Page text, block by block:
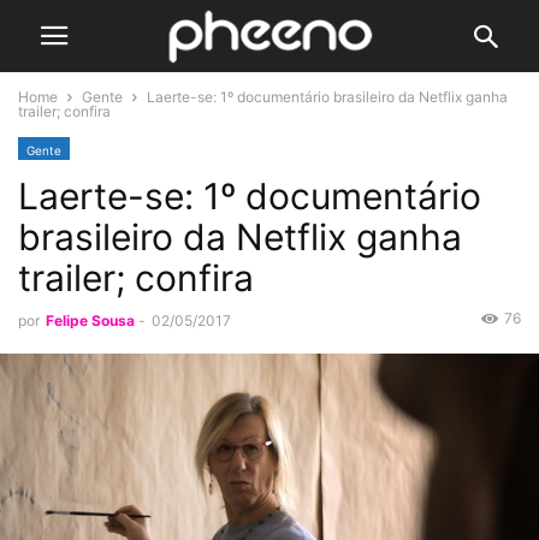
Home Gente
Laerte-se: 1º documentário brasileiro da Netflix ganha
trailer; confira
Gente
Laerte-se: 1º documentário
brasileiro da Netflix ganha
trailer; confira
por Felipe Sousa - 02/05/2017 76